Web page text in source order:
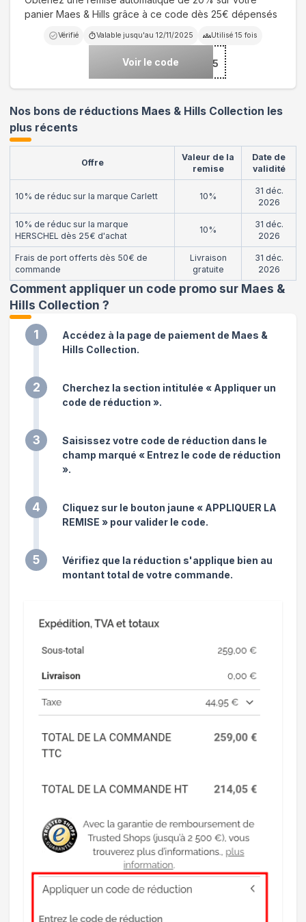
panier Maes & Hills grâce à ce code dès 25€ dépensés
Vérifié Valable jusqu'au 12/11/2025 Utilisé 15 fois
Voir le code ***5
Nos bons de réductions Maes & Hills Collection les
plus récents
Offre
Valeur de la
remise
Date de
validité
10% de réduc sur la marque Carlett 10%
31 déc.
2026
10% de réduc sur la marque
HERSCHEL dès 25€ d'achat
10%
31 déc.
2026
Frais de port offerts dès 50€ de
commande
Livraison
gratuite
31 déc.
2026
Comment appliquer un code promo sur Maes &
Hills Collection ?
1
Accédez à la page de paiement de Maes &
Hills Collection.
2
Cherchez la section intitulée « Appliquer un
code de réduction ».
3
Saisissez votre code de réduction dans le
champ marqué « Entrez le code de réduction
».
4
Cliquez sur le bouton jaune « APPLIQUER LA
REMISE » pour valider le code.
5
Vérifiez que la réduction s'applique bien au
montant total de votre commande.